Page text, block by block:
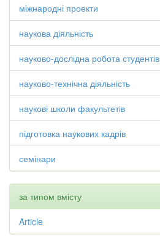
міжнародні проекти
наукова діяльність
науково-дослідна робота студентів
науково-технічна діяльність
наукові школи факультетів
підготовка наукових кадрів
семінари
за типом вмісту
Article